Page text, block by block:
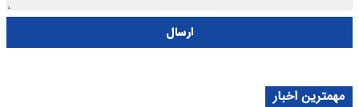
ارسال
مهمترین اخبار